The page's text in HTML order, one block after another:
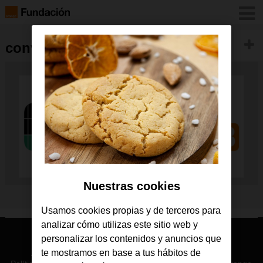
convo2021
© Orange 2026
Accesibilidad
Lectura accesible: Confort+
Contacto
Nuestras cookies
Usamos cookies propias y de terceros para
analizar cómo utilizas este sitio web y
personalizar los contenidos y anuncios que
te mostramos en base a tus hábitos de